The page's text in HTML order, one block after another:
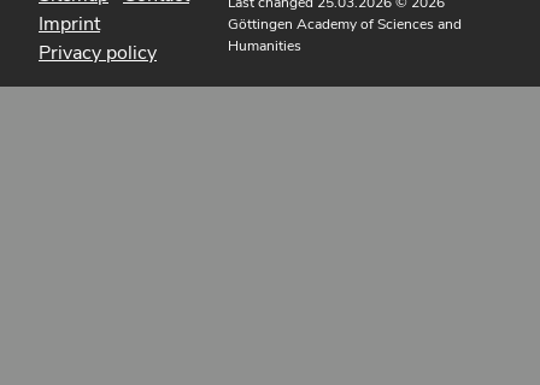
Imprint
Privacy policy
Göttingen Academy of Sciences and
Humanities